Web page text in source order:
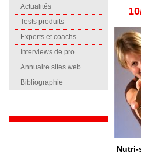
Actualités
Tests produits
Experts et coachs
Interviews de pro
Annuaire sites web
Bibliographie